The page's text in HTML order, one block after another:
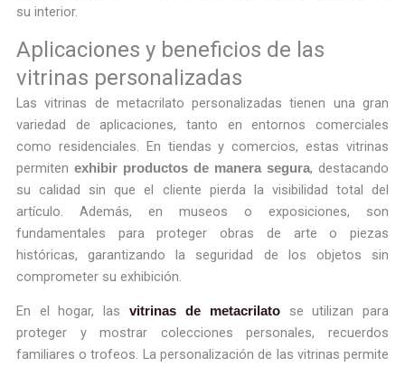
su interior.
Aplicaciones y beneficios de las
vitrinas personalizadas
Las vitrinas de metacrilato personalizadas tienen una gran
variedad de aplicaciones, tanto en entornos comerciales
como residenciales. En tiendas y comercios, estas vitrinas
permiten exhibir productos de manera segura, destacando
su calidad sin que el cliente pierda la visibilidad total del
artículo. Además, en museos o exposiciones, son
fundamentales para proteger obras de arte o piezas
históricas, garantizando la seguridad de los objetos sin
comprometer su exhibición.
En el hogar, lasvitrinas de metacrilatose utilizan para
proteger y mostrar colecciones personales, recuerdos
familiares o trofeos. La personalización de las vitrinas permite